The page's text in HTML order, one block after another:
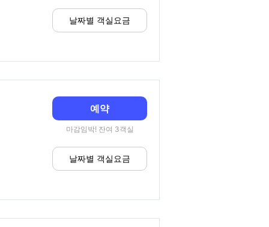
날짜별 객실요금
예약
마감임박! 잔여 3객실
날짜별 객실요금